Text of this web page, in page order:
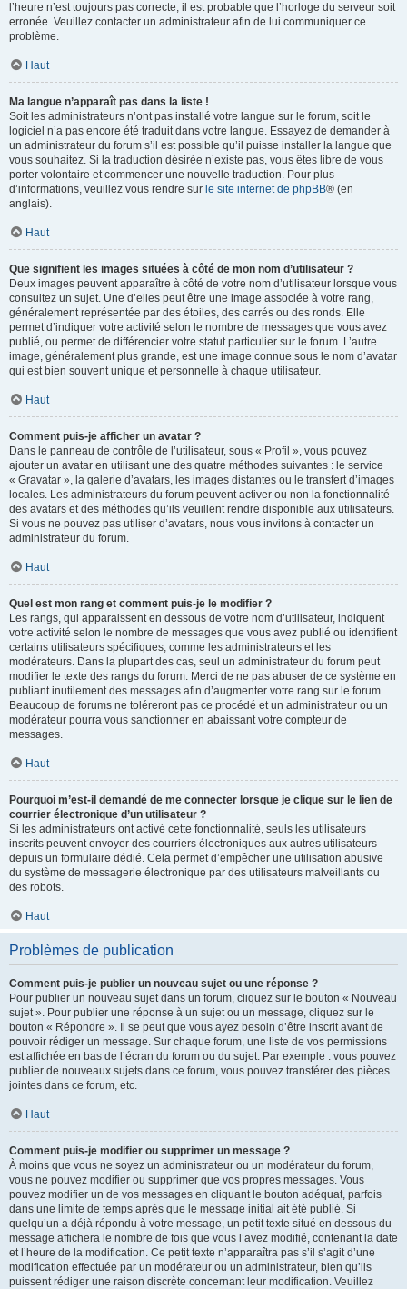
l’heure n’est toujours pas correcte, il est probable que l’horloge du serveur soit
erronée. Veuillez contacter un administrateur afin de lui communiquer ce
problème.
Haut
Ma langue n’apparaît pas dans la liste !
Soit les administrateurs n’ont pas installé votre langue sur le forum, soit le
logiciel n’a pas encore été traduit dans votre langue. Essayez de demander à
un administrateur du forum s’il est possible qu’il puisse installer la langue que
vous souhaitez. Si la traduction désirée n’existe pas, vous êtes libre de vous
porter volontaire et commencer une nouvelle traduction. Pour plus
d’informations, veuillez vous rendre sur le site internet de phpBB® (en
anglais).
Haut
Que signifient les images situées à côté de mon nom d’utilisateur ?
Deux images peuvent apparaître à côté de votre nom d’utilisateur lorsque vous
consultez un sujet. Une d’elles peut être une image associée à votre rang,
généralement représentée par des étoiles, des carrés ou des ronds. Elle
permet d’indiquer votre activité selon le nombre de messages que vous avez
publié, ou permet de différencier votre statut particulier sur le forum. L’autre
image, généralement plus grande, est une image connue sous le nom d’avatar
qui est bien souvent unique et personnelle à chaque utilisateur.
Haut
Comment puis-je afficher un avatar ?
Dans le panneau de contrôle de l’utilisateur, sous « Profil », vous pouvez
ajouter un avatar en utilisant une des quatre méthodes suivantes : le service
« Gravatar », la galerie d’avatars, les images distantes ou le transfert d’images
locales. Les administrateurs du forum peuvent activer ou non la fonctionnalité
des avatars et des méthodes qu’ils veuillent rendre disponible aux utilisateurs.
Si vous ne pouvez pas utiliser d’avatars, nous vous invitons à contacter un
administrateur du forum.
Haut
Quel est mon rang et comment puis-je le modifier ?
Les rangs, qui apparaissent en dessous de votre nom d’utilisateur, indiquent
votre activité selon le nombre de messages que vous avez publié ou identifient
certains utilisateurs spécifiques, comme les administrateurs et les
modérateurs. Dans la plupart des cas, seul un administrateur du forum peut
modifier le texte des rangs du forum. Merci de ne pas abuser de ce système en
publiant inutilement des messages afin d’augmenter votre rang sur le forum.
Beaucoup de forums ne toléreront pas ce procédé et un administrateur ou un
modérateur pourra vous sanctionner en abaissant votre compteur de
messages.
Haut
Pourquoi m’est-il demandé de me connecter lorsque je clique sur le lien de
courrier électronique d’un utilisateur ?
Si les administrateurs ont activé cette fonctionnalité, seuls les utilisateurs
inscrits peuvent envoyer des courriers électroniques aux autres utilisateurs
depuis un formulaire dédié. Cela permet d’empêcher une utilisation abusive
du système de messagerie électronique par des utilisateurs malveillants ou
des robots.
Haut
Problèmes de publication
Comment puis-je publier un nouveau sujet ou une réponse ?
Pour publier un nouveau sujet dans un forum, cliquez sur le bouton « Nouveau
sujet ». Pour publier une réponse à un sujet ou un message, cliquez sur le
bouton « Répondre ». Il se peut que vous ayez besoin d’être inscrit avant de
pouvoir rédiger un message. Sur chaque forum, une liste de vos permissions
est affichée en bas de l’écran du forum ou du sujet. Par exemple : vous pouvez
publier de nouveaux sujets dans ce forum, vous pouvez transférer des pièces
jointes dans ce forum, etc.
Haut
Comment puis-je modifier ou supprimer un message ?
À moins que vous ne soyez un administrateur ou un modérateur du forum,
vous ne pouvez modifier ou supprimer que vos propres messages. Vous
pouvez modifier un de vos messages en cliquant le bouton adéquat, parfois
dans une limite de temps après que le message initial ait été publié. Si
quelqu’un a déjà répondu à votre message, un petit texte situé en dessous du
message affichera le nombre de fois que vous l’avez modifié, contenant la date
et l’heure de la modification. Ce petit texte n’apparaîtra pas s’il s’agit d’une
modification effectuée par un modérateur ou un administrateur, bien qu’ils
puissent rédiger une raison discrète concernant leur modification. Veuillez